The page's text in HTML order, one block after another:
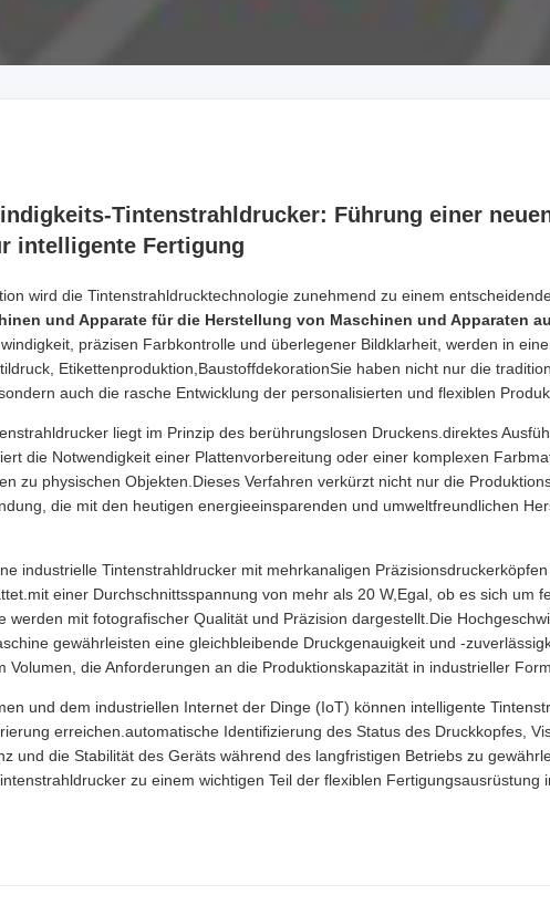
Tintenstrahldrucker: Führung einer
intelligente Fertigung
wird die Tintenstrahldrucktechnologie zunehmend zu einem
und Apparate für die Herstellung von Maschinen und Apparaten
präzisen Farbkontrolle und überlegener Bildklarheit, werden in
Etikettenproduktion,BaustoffdekorationSie haben nicht nur die
auch die rasche Entwicklung der personalisierten und flexiblen
liegt im Prinzip des berührungslosen Druckens.direktes
die Notwendigkeit einer Plattenvorbereitung oder einer komplexen
zu physischen Objekten.Dieses Verfahren verkürzt nicht nur die
die mit den heutigen energieeinsparenden und umweltfreundlichen
industrielle Tintenstrahldrucker mit mehrkanaligen
einer Durchschnittsspannung von mehr als 20 W,Egal, ob es sich um
werden mit fotografischer Qualität und Präzision dargestellt.Die
gewährleisten eine gleichbleibende Druckgenauigkeit und -
Volumen, die Anforderungen an die Produktionskapazität in industrieller
und dem industriellen Internet der Dinge (IoT) können intelligente
erreichen.automatische Identifizierung des Status des Druckkopfes,
und die Stabilität des Geräts während des langfristigen Betriebs zu
zu einem wichtigen Teil der flexiblen Fertigungsausrüstung